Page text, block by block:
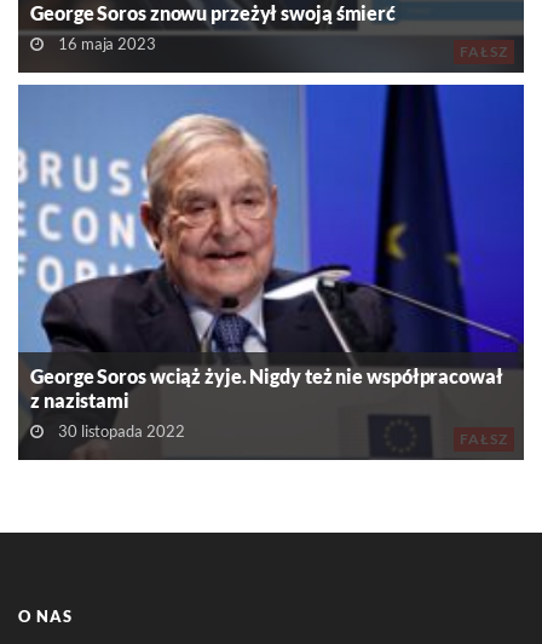
FAŁSZ
George Soros znowu przeżył swoją śmierć
16 maja 2023
FAŁSZ
George Soros wciąż żyje. Nigdy też nie współpracował
z nazistami
30 listopada 2022
O NAS